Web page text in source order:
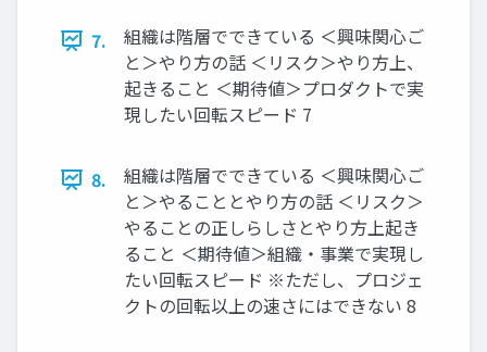
7.
組織は階層でできている ＜興味関心ご
と＞やり方の話 ＜リスク＞やり方上、
起きること ＜期待値＞プロダクトで実
現したい回転スピード 7
8.
組織は階層でできている ＜興味関心ご
と＞やることとやり方の話 ＜リスク＞
やることの正しらしさとやり方上起き
ること ＜期待値＞組織・事業で実現し
たい回転スピード ※ただし、プロジェ
クトの回転以上の速さにはできない 8